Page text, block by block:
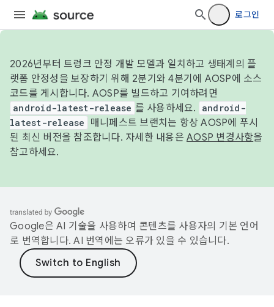
로그인
2026년부터 트렁크 안정 개발 모델과 일치하고 생태계의 플
랫폼 안정성을 보장하기 위해 2분기와 4분기에 AOSP에 소스
코드를 게시합니다. AOSP를 빌드하고 기여하려면
android-latest-release 를 사용하세요.
android-
latest-release
매니페스트 브랜치는 항상 AOSP에 푸시
된 최신 버전을 참조합니다. 자세한 내용은 AOSP 변경사항을
참고하세요.
Google은 AI 기술을 사용하여 콘텐츠를 사용자의 기본 언어
로 번역합니다. AI 번역에는 오류가 있을 수 있습니다.